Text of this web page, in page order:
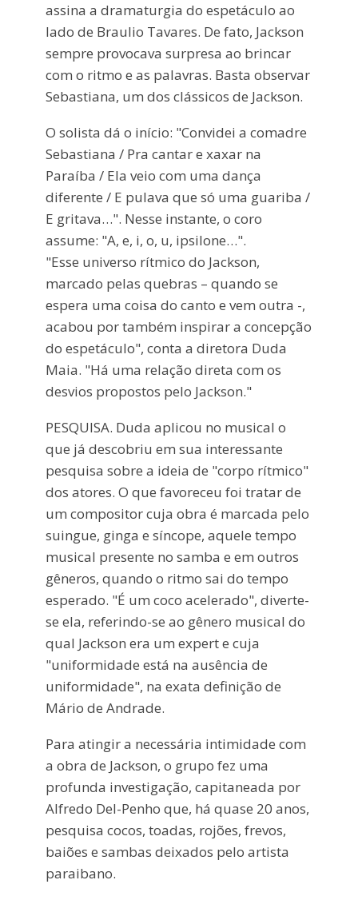
assina a dramaturgia do espetáculo ao
lado de Braulio Tavares. De fato, Jackson
sempre provocava surpresa ao brincar
com o ritmo e as palavras. Basta observar
Sebastiana, um dos clássicos de Jackson.
O solista dá o início: "Convidei a comadre
Sebastiana / Pra cantar e xaxar na
Paraíba / Ela veio com uma dança
diferente / E pulava que só uma guariba /
E gritava…". Nesse instante, o coro
assume: "A, e, i, o, u, ipsilone…".
"Esse universo rítmico do Jackson,
marcado pelas quebras – quando se
espera uma coisa do canto e vem outra -,
acabou por também inspirar a concepção
do espetáculo", conta a diretora Duda
Maia. "Há uma relação direta com os
desvios propostos pelo Jackson."
PESQUISA. Duda aplicou no musical o
que já descobriu em sua interessante
pesquisa sobre a ideia de "corpo rítmico"
dos atores. O que favoreceu foi tratar de
um compositor cuja obra é marcada pelo
suingue, ginga e síncope, aquele tempo
musical presente no samba e em outros
gêneros, quando o ritmo sai do tempo
esperado. "É um coco acelerado", diverte-
se ela, referindo-se ao gênero musical do
qual Jackson era um expert e cuja
"uniformidade está na ausência de
uniformidade", na exata definição de
Mário de Andrade.
Para atingir a necessária intimidade com
a obra de Jackson, o grupo fez uma
profunda investigação, capitaneada por
Alfredo Del-Penho que, há quase 20 anos,
pesquisa cocos, toadas, rojões, frevos,
baiões e sambas deixados pelo artista
paraibano.